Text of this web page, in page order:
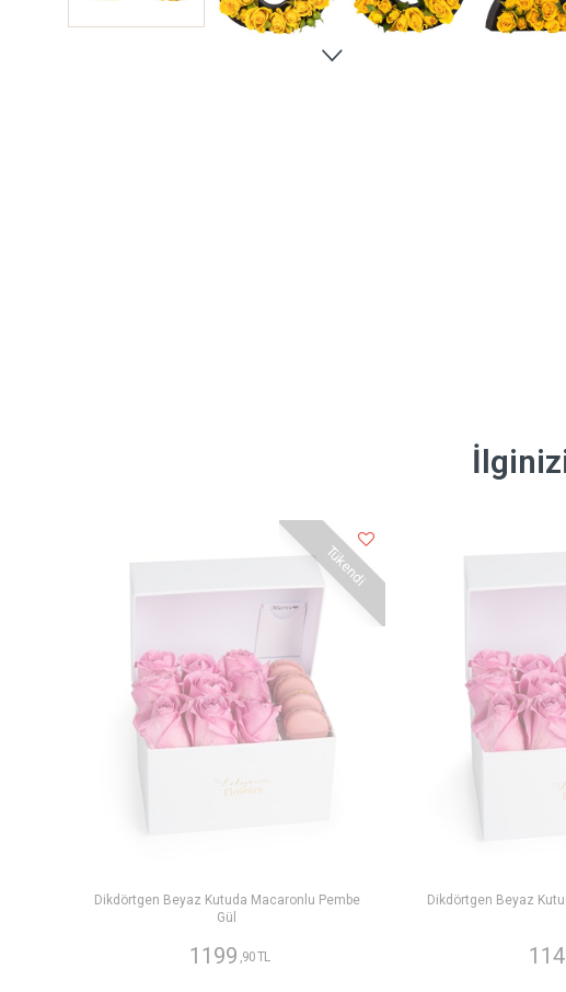
Tükendi
Dikdörtgen Beyaz Kutuda Macaronlu Pembe
Gül
1199 ,90 TL
Dikdörtgen Beyaz